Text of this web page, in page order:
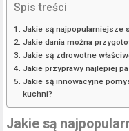
Spis treści
Jakie są najpopularniejsze
Jakie dania można
Jakie są zdrowotne
Jakie przyprawy najlepiej
Jakie są innowacyjne
kuchni?
Jakie są